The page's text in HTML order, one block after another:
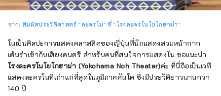
จาก: สัมผัสประวัติศาสตร์ "ละครโน" ที่ "โรงละครโนโยโกฮาม่า"
โนเป็นศิลปะการแสดงคลาสสิคของญี่ปุ่นที่นักแสดงสวมหน้ากาก
เต้นรำเข้ากับเสียงดนตรี สำหรับคนที่สนใจการแสดงโน ขอแนะนำ
โรงละครโนโยโกฮาม่า (Yokohama Noh Theater)ค่ะ ที่นี่ถือเป็นเวที
แสดงละครโนที่เก่าแก่ที่สุดในภูมิภาคคันโต ซึ่งมีประวัติยาวนานกว่า
140 ปี